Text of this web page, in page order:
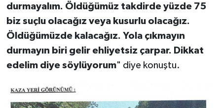
durmayalım. Öldüğümüz takdirde yüzde 75
biz suçlu olacağız veya kusurlu olacağız.
Öldüğümüzde kalacağız. Yola çıkmayın
durmayın biri gelir ehliyetsiz çarpar. Dikkat
edelim diye söylüyorum" diye konuştu.